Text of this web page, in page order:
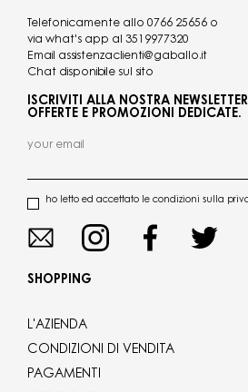
Telefonicamente allo 0766 25656 o
via what's app al 3519977320
Email assistenzaclienti@gaballo.it
Chat disponibile sul sito
ISCRIVITI ALLA NOSTRA NEWSLETTER
OFFERTE E PROMOZIONI DEDICATE.
ho letto ed accettato le condizioni sulla
SHOPPING
L'AZIENDA
CONDIZIONI DI VENDITA
PAGAMENTI